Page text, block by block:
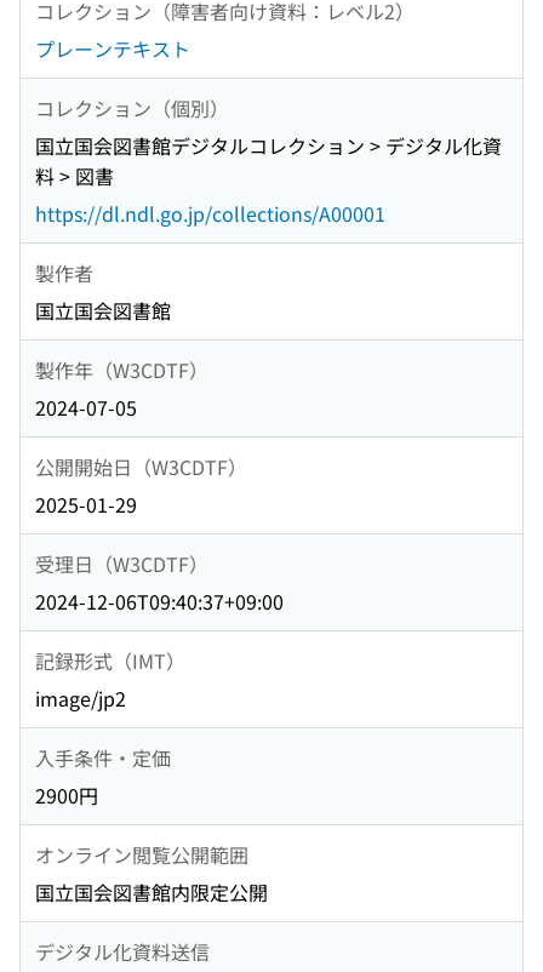
コレクション（障害者向け資料：レベル2）
プレーンテキスト
コレクション（個別）
国立国会図書館デジタルコレクション > デジタル化資
料 > 図書
https://dl.ndl.go.jp/collections/A00001
製作者
国立国会図書館
製作年（W3CDTF）
2024-07-05
公開開始日（W3CDTF）
2025-01-29
受理日（W3CDTF）
2024-12-06T09:40:37+09:00
記録形式（IMT）
image/jp2
入手条件・定価
2900円
オンライン閲覧公開範囲
国立国会図書館内限定公開
デジタル化資料送信